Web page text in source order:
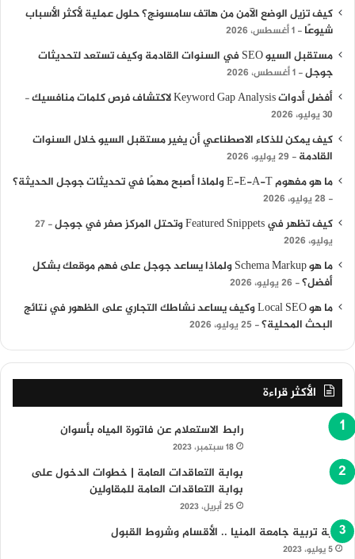
كيف تزيل الوضع الآمن من هاتف سامسونج؟ حلول عملية لأكثر الأسباب
شيوعًا
1 أغسطس، 2026
مستقبل السيو SEO في السنوات القادمة وكيف تستعد لتحديثات
جوجل 1 أغسطس، 2026
أفضل أدوات Keyword Gap Analysis لاكتشاف فرص كلمات منافسيك
30 يوليو، 2026
كيف يمكن للذكاء الاصطناعي أن يغير مستقبل السيو خلال السنوات
القادمة
29 يوليو، 2026
ما هو مفهوم E-E-A-T ولماذا أصبح مهمًا في تحديثات جوجل الحديثة؟
28 يوليو، 2026
كيف تظهر في Featured Snippets وتحتل المركز صفر في جوجل
27
يوليو، 2026
ما هو Schema Markup ولماذا يساعد جوجل على فهم موقعك بشكل
أفضل؟
26 يوليو، 2026
ما هو Local SEO وكيف يساعد نشاطك التجاري على الظهور في نتائج
البحث المحلية؟
25 يوليو، 2026
الأكثر قراءة
رابط الاستعلام عن فاتورة المياه بأسوان
18 سبتمبر، 2023
بوابة التعاقدات العامة | خطوات الدخول على
بوابة التعاقدات العامة للمقاولين
25 أبريل، 2023
كلية تربية جامعة المنيا .. الأقسام وشروط القبول
5 يوليو، 2023